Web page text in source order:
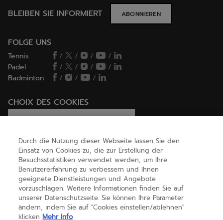
BLEIBEN SIE INFORMIERT ABONNIEREN
FOLGE UNS
Tennis / / /
/
Padel
/ / /
/
Badminton
/ / /
CHOIX DES COOKIES
Ich lege Cookies fest / lehne sie ab
HILFE
ÜBER UNS
Durch die Nutzung dieser Webseite lassen Sie den
Einsatz von Cookies zu, die zur Erstellung der
Besuchsstatistiken verwendet werden, um Ihre
Benutzererfahrung zu verbessern und Ihnen
geeignete Dienstleistungen und Angebote
vorzuschlagen. Weitere Informationen finden Sie auf
unserer Datenschutzseite. Sie können Ihre Parameter
ändern, indem Sie auf "Cookies einstellen/ablehnen"
klicken Mehr Info